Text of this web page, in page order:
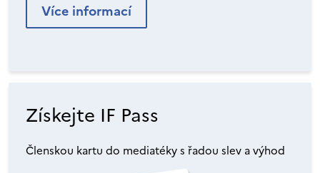
Více informací
Získejte IF Pass
Členskou kartu do mediatéky s řadou slev a výhod